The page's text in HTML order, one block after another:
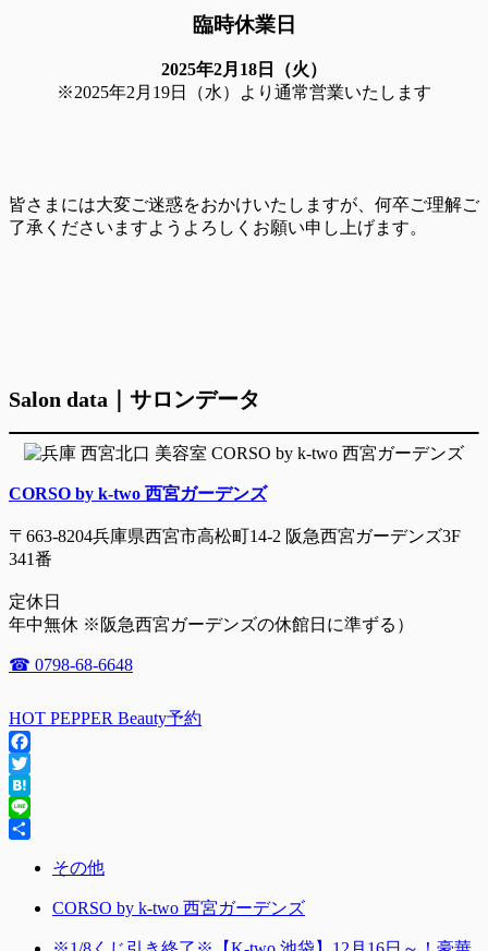
臨時休業日
2025年2月18日（火）
※2025年2月19日（水）より通常営業いたします
皆さまには大変ご迷惑をおかけいたしますが、何卒ご理解ご
了承くださいますようよろしくお願い申し上げます。
Salon data｜サロンデータ
CORSO by k-two 西宮ガーデンズ
〒663-8204兵庫県西宮市高松町14-2 阪急西宮ガーデンズ3F
341番
定休日
年中無休 ※阪急西宮ガーデンズの休館日に準ずる）
☎ 0798-68-6648
HOT PEPPER Beauty予約
Facebook
Twitter
Hatena
Line
その他
CORSO by k-two 西宮ガーデンズ